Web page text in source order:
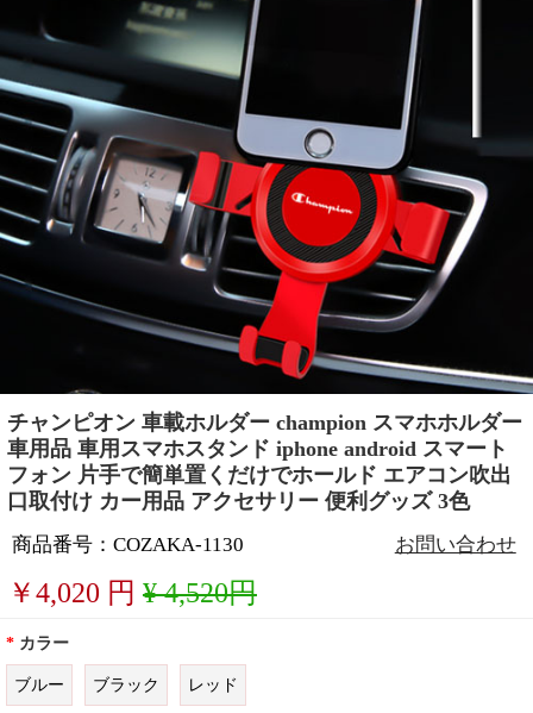
チャンピオン 車載ホルダー champion スマホホルダー
車用品 車用スマホスタンド iphone android スマート
フォン 片手で簡単置くだけでホールド エアコン吹出
口取付け カー用品 アクセサリー 便利グッズ 3色
商品番号：COZAKA-1130 お問い合わせ
￥4,020 円 ¥ 4,520円
* カラー
ブルー ブラック レッド